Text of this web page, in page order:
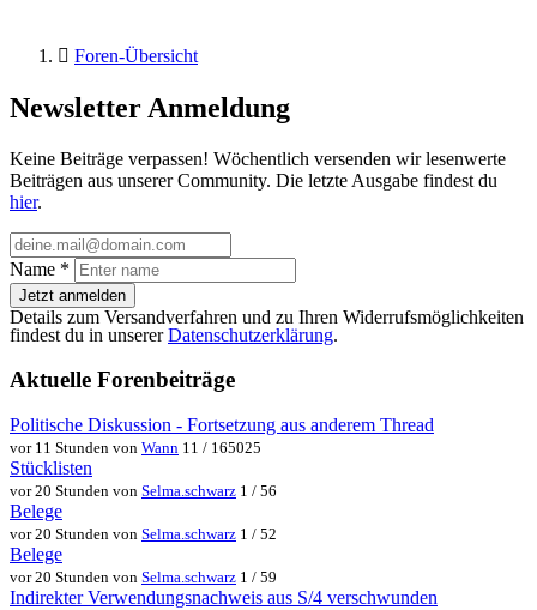
Foren-Übersicht
Newsletter Anmeldung
Keine Beiträge verpassen! Wöchentlich versenden wir lesenwerte
Beiträgen aus unserer Community. Die letzte Ausgabe findest du
hier.
Name *
Jetzt anmelden
Details zum Versandverfahren und zu Ihren Widerrufsmöglichkeiten
findest du in unsererDatenschutzerklärung.
Aktuelle Forenbeiträge
Politische Diskussion - Fortsetzung aus anderem Thread
vor 11 Stunden von Wann 11 / 165025
Stücklisten
vor 20 Stunden von Selma.schwarz 1 / 56
Belege
vor 20 Stunden von Selma.schwarz 1 / 52
Belege
vor 20 Stunden von Selma.schwarz 1 / 59
Indirekter Verwendungsnachweis aus S/4 verschwunden